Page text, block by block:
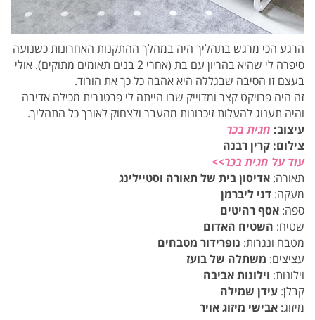
הרגע הכי מרגש בתהליך היה במהלך ההתקנות האחרונות כשנועה
סיפרה לי שהיא בהריון עם בת (אחרי 2 בנים תאומים מתוקים). אולי
בעצם זו הסיבה שבגללה היא אהבה כל כך את הורוד.
זה היה פרויקט קצר ומדוייק שבו הייתה לי פרטנרית מכילה אדיבה
והיה תענוג להעלות זיכרונות מהעבר ולצחוק לאורך כל התהליך.
עיצוב: חגית בכר
צילום: קרין רבנה
עוד על חגית בכר>>
תאורה: אדיסון בית של תאורה וסטיילינג
מעקה: דני ליברמן
ספה: אסף רהיטים
שטיח: השטיח האדום
מטבח ונגרות: נופרידור מטבחים
עציצים: משתלה של בועז
וילונות: וילונות אביבה
קבלן: עידן שמילה
מיזוג: אבישי מיזוג אויר